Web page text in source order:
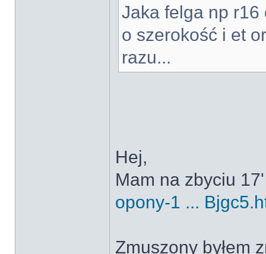
Jaka felga np r16
o szerokość i et
razu...
Hej,
Mam na zbyciu
opony-1 ...
Zmuszony byłem